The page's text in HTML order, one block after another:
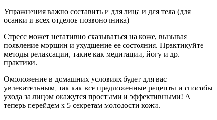
Упражнения важно составить и для лица и для тела (для
осанки и всех отделов позвоночника)
Стресс может негативно сказываться на коже, вызывая
появление морщин и ухудшение ее состояния. Практикуйте
методы релаксации, такие как медитации, йогу и др.
практики.
Омоложение в домашних условиях будет для вас
увлекательным, так как все предложенные рецепты и способы
ухода за лицом окажутся простыми и эффективными! А
теперь перейдем к 5 секретам молодости кожи.